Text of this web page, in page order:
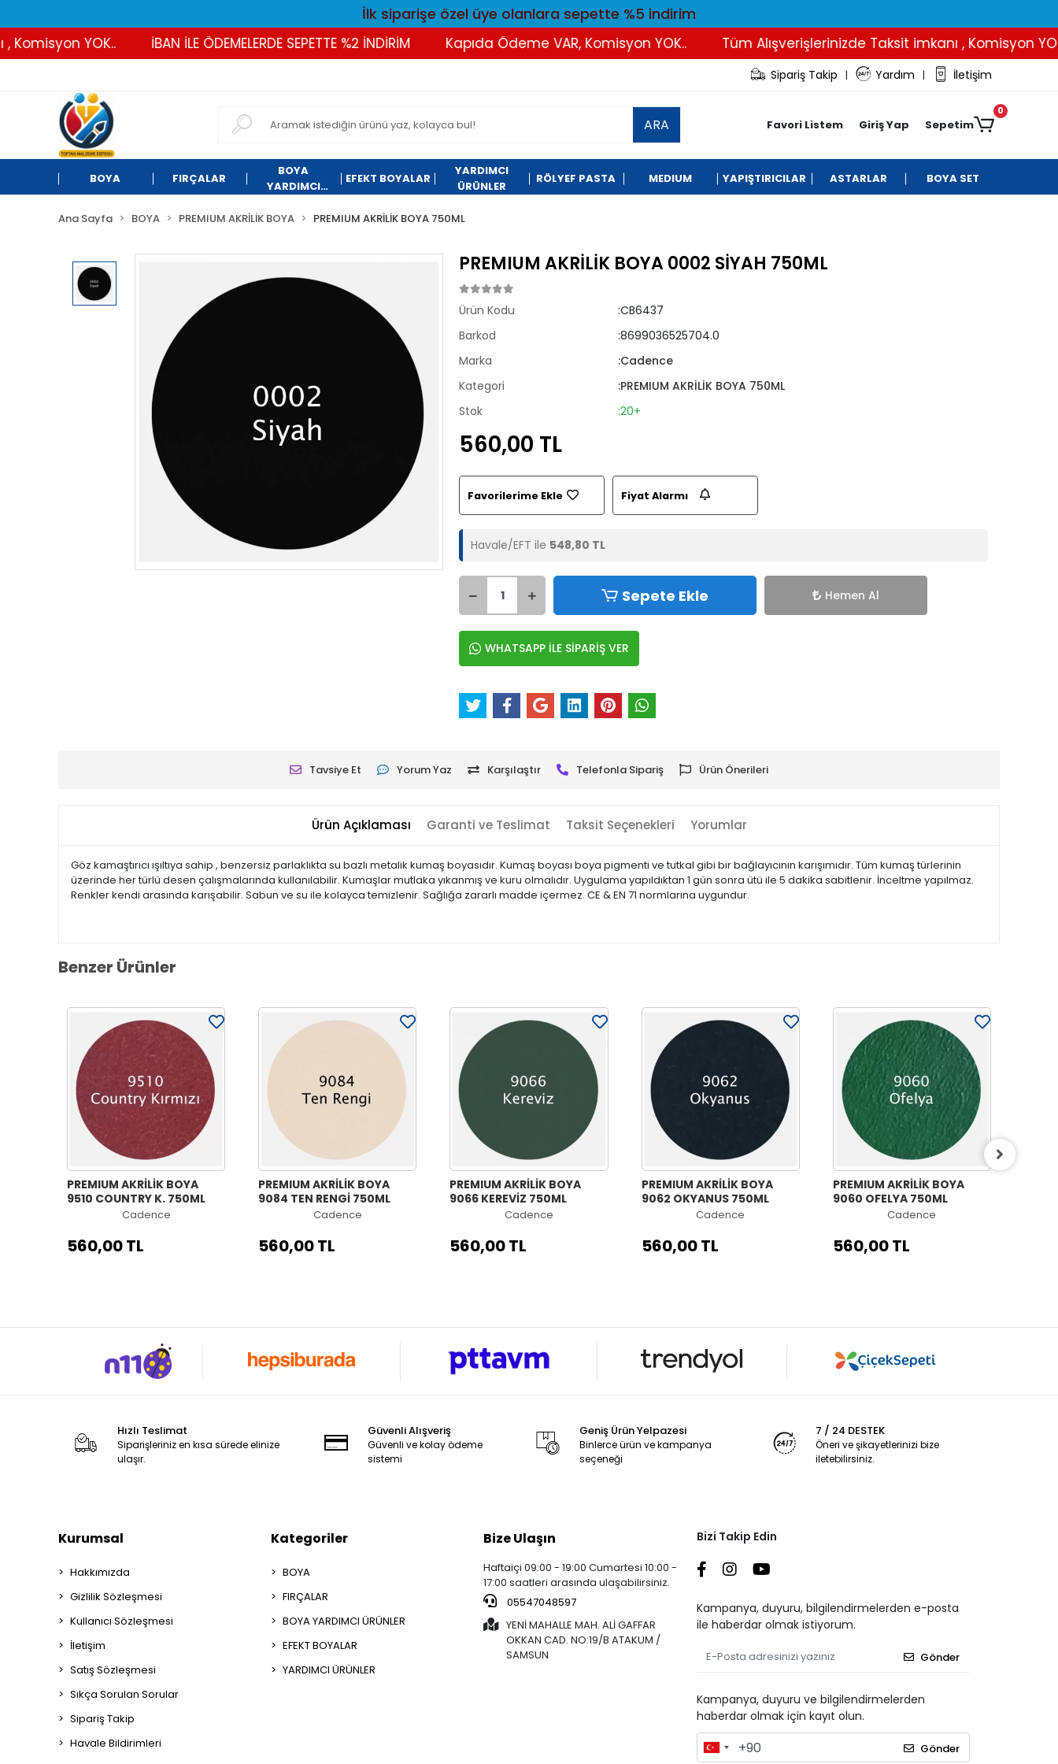
İlk siparişe özel üye olanlara sepette %5 indirim
YOK.. İBAN İLE ÖDEMELERDE SEPETTE %2 İNDİRİM Kapıda Ödeme VAR, Komisyon YOK.. Tüm Alışverişlerinizde Taksit imkanı , Komisyon YOK..
Sipariş Takip | Yardım | İletişim
ARA Favori Listem Giriş Yap Sepetim
0
BOYA FIRÇALAR
BOYA
YARDIMCI
EFEKT BOYALAR
YARDIMCI
ÜRÜNLER
RÖLYEF PASTA MEDIUM YAPIŞTIRICILAR ASTARLAR BOYA SET
Ana Sayfa BOYA PREMIUM AKRİLİK BOYA PREMIUM AKRİLİK BOYA 750ML
PREMIUM AKRİLİK BOYA 0002 SİYAH 750ML
Ürün Kodu
:CB6437
Barkod
:8699036525704.0
Marka
:Cadence
Kategori
:PREMIUM AKRİLİK BOYA 750ML
Stok
:20+
560,00 TL
Favorilerime Ekle Fiyat Alarmı
Havale/EFT ile 548,80 TL
Sepete Ekle Hemen Al
WHATSAPP İLE SİPARİŞ VER
Tavsiye Et Yorum Yaz Karşılaştır Telefonla Sipariş Ürün Önerileri
Ürün Açıklaması Garanti ve Teslimat Taksit Seçenekleri Yorumlar
Göz kamaştırıcı ışıltıya sahip , benzersiz parlaklıkta su bazlı metalik kumaş boyasıdır. Kumaş boyası boya pigmenti ve tutkal gibi bir bağlayıcının karışımıdır. Tüm kumaş türlerinin
üzerinde her türlü desen çalışmalarında kullanılabilir. Kumaşlar mutlaka yıkanmış ve kuru olmalıdır. Uygulama yapıldıktan 1 gün sonra ütü ile 5 dakika sabitlenir. İnceltme yapılmaz.
Renkler kendi arasında karışabilir. Sabun ve su ile kolayca temizlenir. Sağlığa zararlı madde içermez. CE & EN 71 normlarına uygundur.
Benzer Ürünler
PREMIUM AKRİLİK BOYA
9510 COUNTRY K. 750ML
Cadence
560,00 TL
PREMIUM AKRİLİK BOYA
9084 TEN RENGİ 750ML
Cadence
560,00 TL
PREMIUM AKRİLİK BOYA
9066 KEREVİZ 750ML
Cadence
560,00 TL
PREMIUM AKRİLİK BOYA
9062 OKYANUS 750ML
Cadence
560,00 TL
PREMIUM AKRİLİK BOYA
9060 OFELYA 750ML
Cadence
560,00 TL
Hızlı Teslimat
Siparişleriniz en kısa sürede elinize
ulaşır.
Güvenli Alışveriş
Güvenli ve kolay ödeme
sistemi
Geniş Ürün Yelpazesi
Binlerce ürün ve kampanya
seçeneği
7 / 24 DESTEK
Öneri ve şikayetlerinizi bize
iletebilirsiniz.
Kurumsal
Hakkımızda
Gizlilik Sözleşmesi
Kullanıcı Sözleşmesi
İletişim
Satış Sözleşmesi
Sıkça Sorulan Sorular
Sipariş Takip
Havale Bildirimleri
Kategoriler
BOYA
FIRÇALAR
BOYA YARDIMCI ÜRÜNLER
EFEKT BOYALAR
YARDIMCI ÜRÜNLER
Bize Ulaşın
Haftaiçi 09:00 - 19:00 Cumartesi 10:00 -
17:00 saatleri arasında ulaşabilirsiniz.
05547048597
YENİ MAHALLE MAH. ALİ GAFFAR
OKKAN CAD. NO:19/B ATAKUM /
SAMSUN
Bizi Takip Edin
Kampanya, duyuru, bilgilendirmelerden e-posta
ile haberdar olmak istiyorum.
Gönder
Kampanya, duyuru ve bilgilendirmelerden
haberdar olmak için kayıt olun.
Gönder